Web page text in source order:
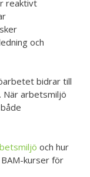
reaktivt
och
bidrar till
När arbetsmiljö
och hur
kurser för